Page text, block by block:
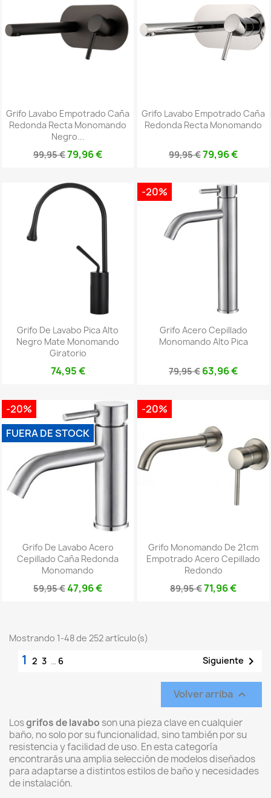
Grifo Lavabo Empotrado Caña
Redonda Recta Monomando
Negro...
99,95 €79,96 €
Grifo Lavabo Empotrado Caña
Redonda Recta Monomando
99,95 €79,96 €
Grifo De Lavabo Pica Alto
Negro Mate Monomando
Giratorio
74,95 €
Grifo Acero Cepillado
Monomando Alto Pica
79,95 € 63,96 €
-20%
Grifo De Lavabo Acero
Cepillado Caña Redonda
Monomando
59,95 €47,96 €
-20%
FUERA DE STOCK
Grifo Monomando De 21cm
Empotrado Acero Cepillado
Redondo
89,95 €71,96 €
-20%
Mostrando 1-48 de 252 artículo(s)
1 2 3 … 6 Siguiente 
Volver arriba 
Losgrifos de lavabo son una pieza clave en cualquier
baño, no solo por su funcionalidad, sino también por su
resistencia y facilidad de uso. En esta categoría
encontrarás una amplia selección de modelos diseñados
para adaptarse a distintos estilos de baño y necesidades
de instalación.